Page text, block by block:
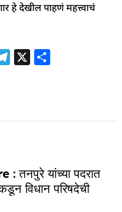
हे देखील पाहणं महत्त्वाचं
T
ra
X
यांच्या पदरात
विधान परिषदेची